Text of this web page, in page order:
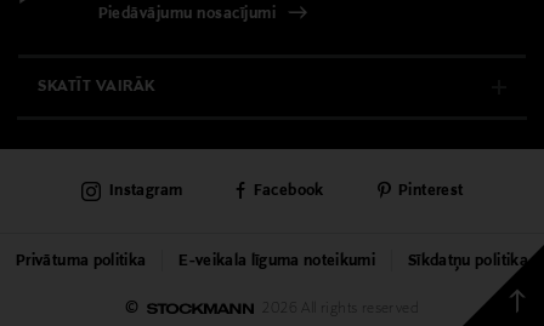
Back
to
Piedāvājumu nosacījumi
SKATĪT VAIRĀK
KLIENTU APKALPOŠANA
UNIVERSĀLVEIKALS
PAKALPOJUMI
© 2026 All rights reserved
Privātuma politika E-veikala līguma noteikumi Sīkdatņu politika
Instagram Facebook Pinterest